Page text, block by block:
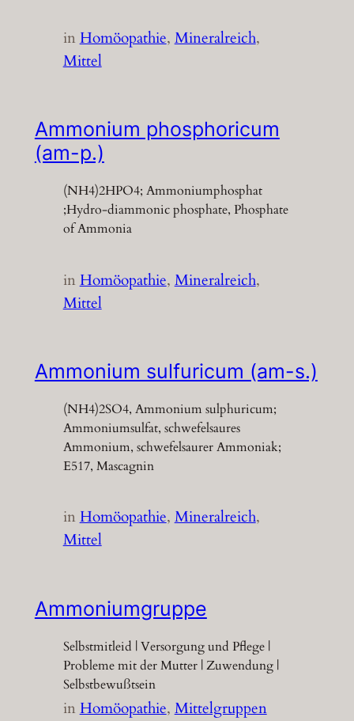
inHomöopathie, Mineralreich
Mittel
Ammonium phosphoricum
(am-p.)
(NH4)2HPO4; Ammoniumphosphat
;Hydro-diammonic phosphate, Phosphate
of Ammonia
inHomöopathie, Mineralreich
Mittel
Ammonium sulfuricum (am-s.)
(NH4)2SO4, Ammonium sulphuricum;
Ammoniumsulfat, schwefelsaures
Ammonium, schwefelsaurer Ammoniak;
E517, Mascagnin
inHomöopathie, Mineralreich
Mittel
Ammoniumgruppe
Selbstmitleid | Versorgung und Pflege |
Probleme mit der Mutter | Zuwendung |
Selbstbewußtsein
inHomöopathie, Mittelgruppen